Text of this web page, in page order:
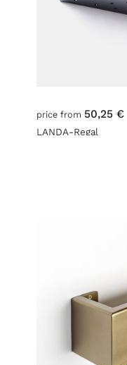
price from 50,25 €
LANDA-Regal